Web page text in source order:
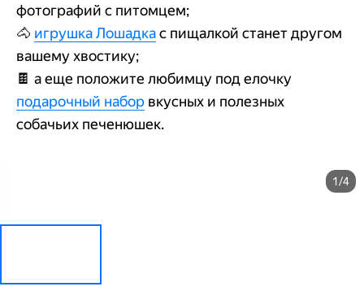
фотографий с питомцем;
🐴 игрушка Лошадкас пищалкой станет другом
вашему хвостику;
🍫 а еще положите любимцу под елочку
подарочный набор вкусных и полезных
собачьих печенюшек.
1/4